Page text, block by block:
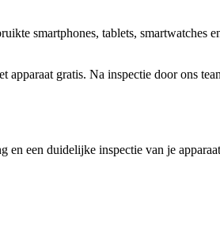
smartphones, tablets, smartwatches
gratis. Na inspectie door ons
een duidelijke inspectie van je